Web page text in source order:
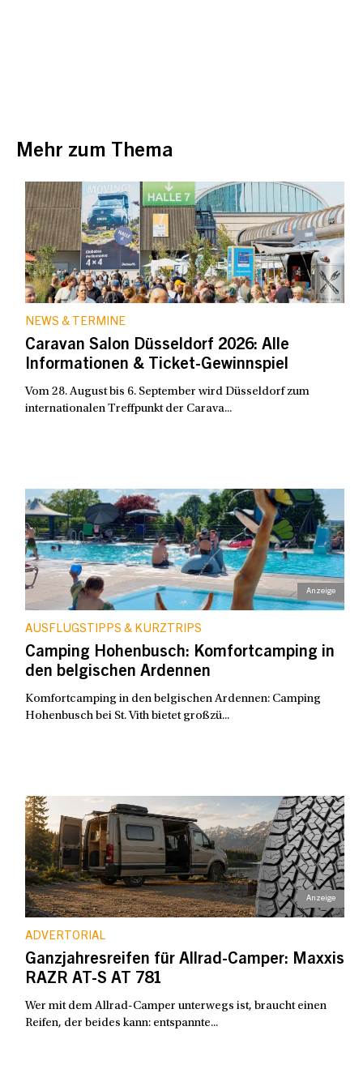
Mehr zum Thema
NEWS & TERMINE
Caravan Salon Düsseldorf 2026: Alle
Informationen & Ticket-Gewinnspiel
Vom 28. August bis 6. September wird Düsseldorf zum
internationalen Treffpunkt der Carava...
AUSFLUGSTIPPS & KURZTRIPS
Camping Hohenbusch: Komfortcamping in
den belgischen Ardennen
Komfortcamping in den belgischen Ardennen: Camping
Hohenbusch bei St. Vith bietet großzü...
ADVERTORIAL
Ganzjahresreifen für Allrad-Camper: Maxxis
RAZR AT-S AT 781
Wer mit dem Allrad-Camper unterwegs ist, braucht einen
Reifen, der beides kann: entspannte...